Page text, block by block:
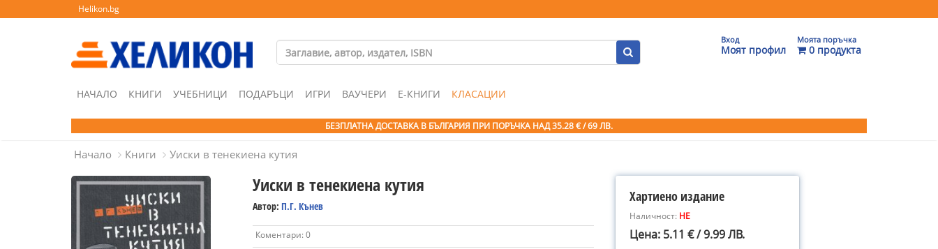
Helikon.bg
Вход
Моят профил
Моята поръчка
0 продукта
НАЧАЛО КНИГИ УЧЕБНИЦИ ПОДАРЪЦИ ИГРИ ВАУЧЕРИ Е-КНИГИ КЛАСАЦИИ
БЕЗПЛАТНА ДОСТАВКА В БЪЛГАРИЯ ПРИ ПОРЪЧКА НАД 35.28 € / 69 ЛВ.
Начало Книги Уиски в тенекиена кутия
Уиски в тенекиена кутия
Автор: П.Г. Кънев
Коментари: 0
Хартиено издание
Наличност: НЕ
Цена: 5.11 € / 9.99 ЛВ.